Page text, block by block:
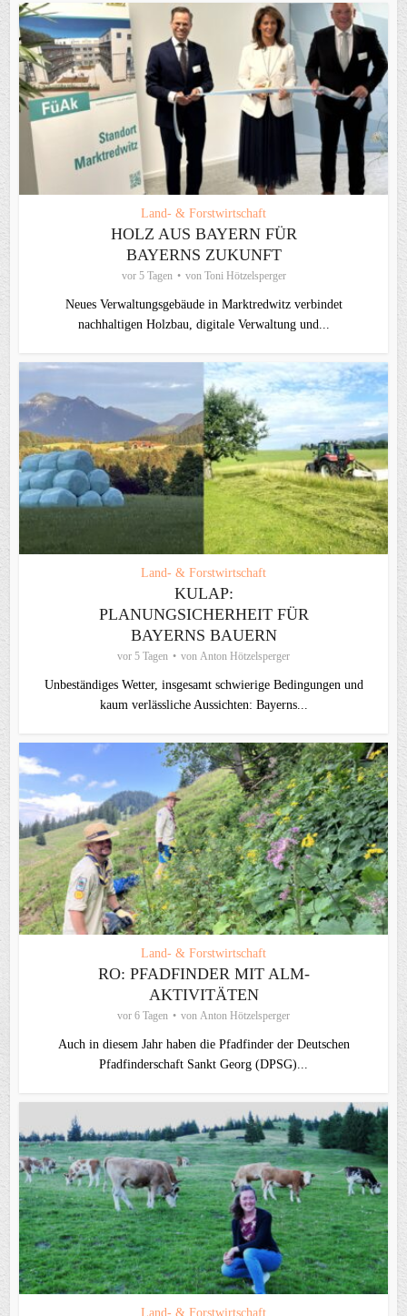
Land- & Forstwirtschaft
HOLZ AUS BAYERN FÜR
BAYERNS ZUKUNFT
vor 5 Tagen von Toni Hötzelsperger
Neues Verwaltungsgebäude in Marktredwitz verbindet
nachhaltigen Holzbau, digitale Verwaltung und...
Land- & Forstwirtschaft
KULAP:
PLANUNGSICHERHEIT FÜR
BAYERNS BAUERN
vor 5 Tagen von Anton Hötzelsperger
Unbeständiges Wetter, insgesamt schwierige Bedingungen und
kaum verlässliche Aussichten: Bayerns...
Land- & Forstwirtschaft
RO: PFADFINDER MIT ALM-
AKTIVITÄTEN
vor 6 Tagen von Anton Hötzelsperger
Auch in diesem Jahr haben die Pfadfinder der Deutschen
Pfadfinderschaft Sankt Georg (DPSG)...
Land- & Forstwirtschaft